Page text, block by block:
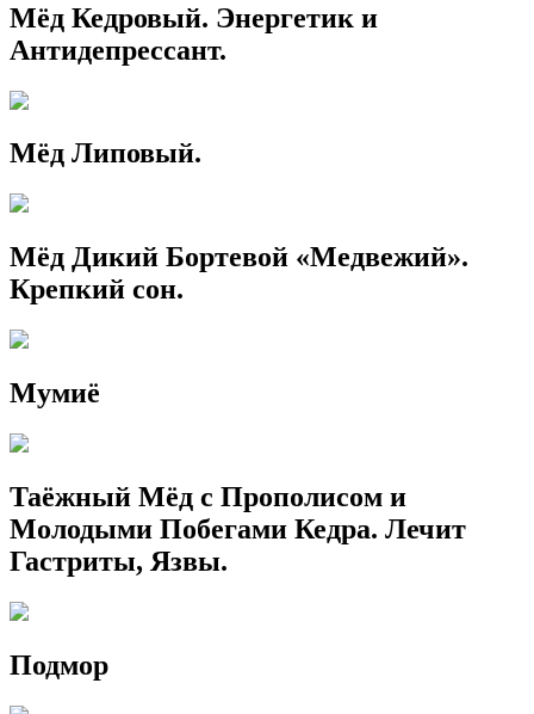
Мёд Кедровый. Энергетик и
Антидепрессант.
Мёд Липовый.
Мёд Дикий Бортевой «Медвежий».
Крепкий сон.
Мумиё
Таёжный Мёд с Прополисом и
Молодыми Побегами Кедра. Лечит
Гастриты, Язвы.
Подмор